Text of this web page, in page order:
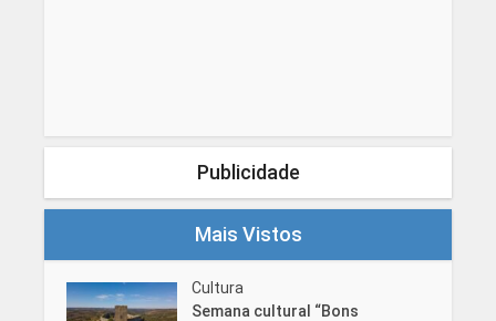
Publicidade
Mais Vistos
Cultura
Semana cultural “Bons